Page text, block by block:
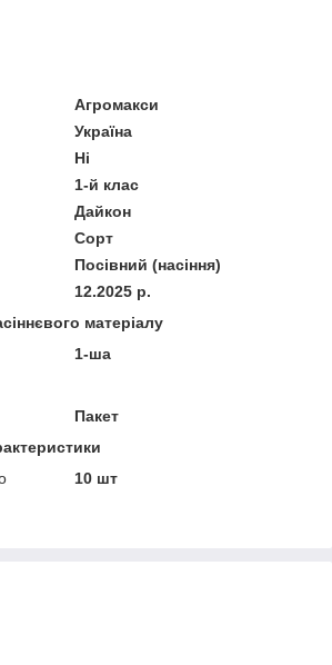
Агромакси
Україна
Ні
1-й клас
Дайкон
Сорт
Посівний (насіння)
12.2025 р.
матеріалу
1-ша
Пакет
10 шт